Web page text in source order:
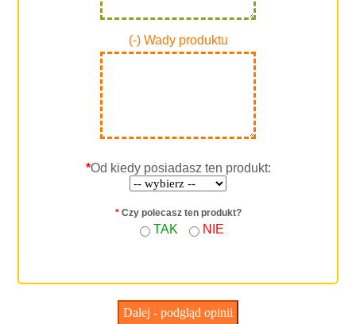
(-) Wady produktu
*Od kiedy posiadasz ten produkt:
*Czy polecasz ten produkt?
TAK NIE